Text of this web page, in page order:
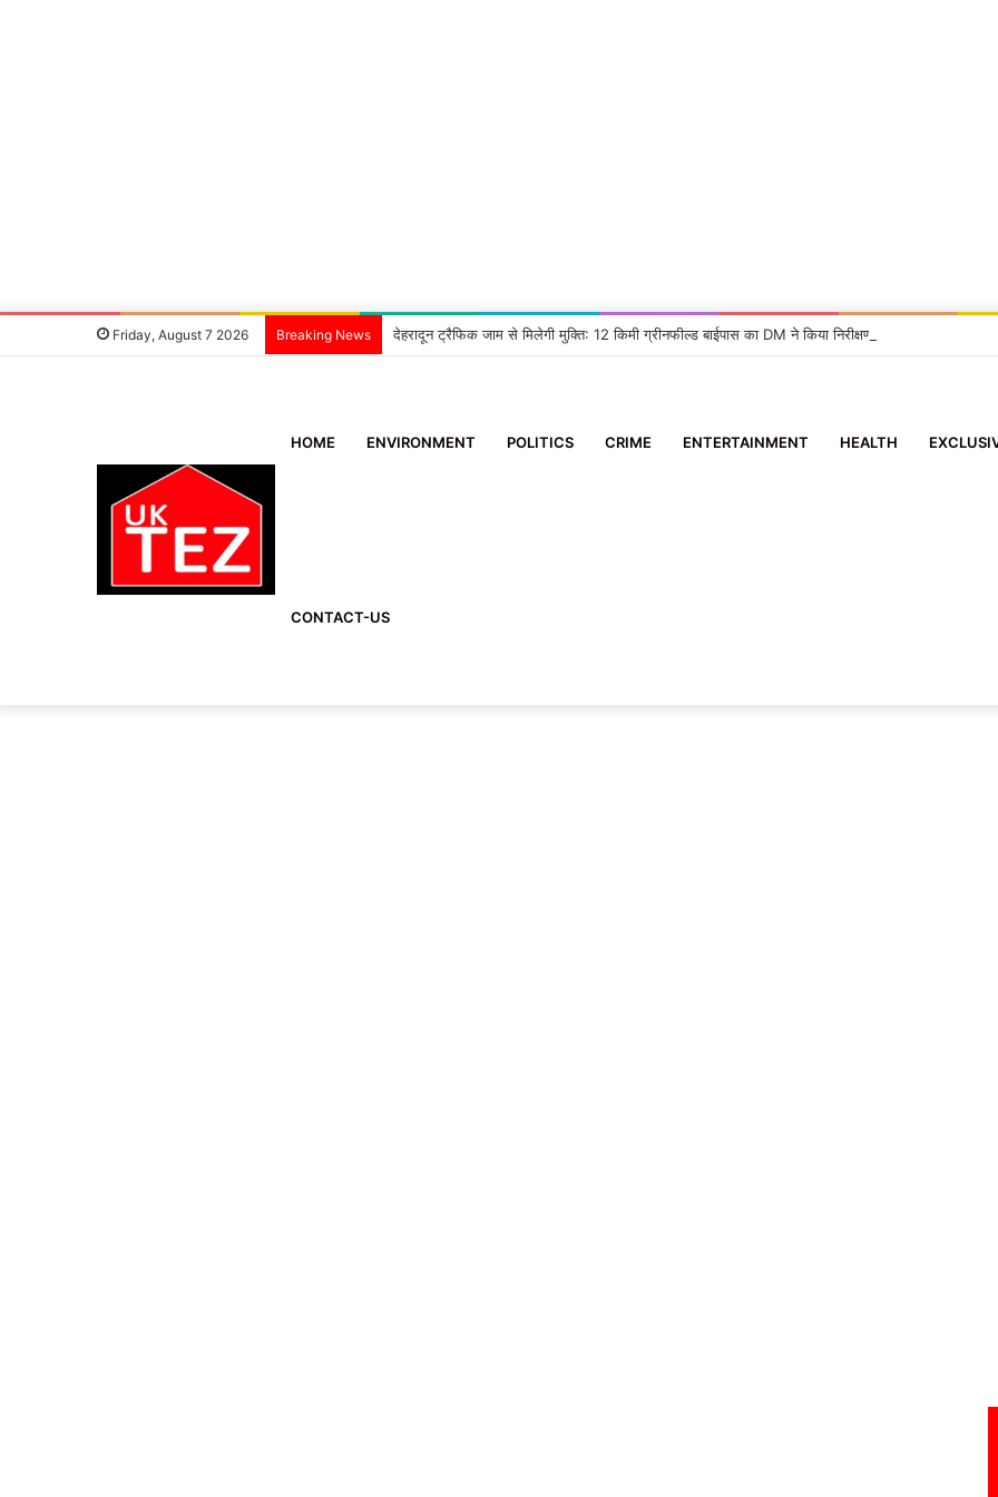
Friday, August 7 2026 Breaking News देहरादून ट्रैफिक जाम से मिलेगी मुक्ति: 12 किमी ग्रीनफील्ड बाईपास का DM ने किया निरीक्षण, दिए सख्त निर्देश
HOME ENVIRONMENT POLITICS CRIME ENTERTAINMENT HEALTH
CONTACT-US